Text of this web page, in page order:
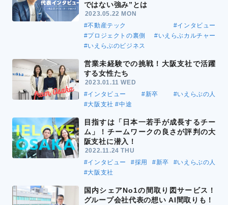
ではない強み”とは
2023.05.22 MON
#不動産テック
#インタビュー
#プロジェクトの裏側
#いえらぶカルチャー
#いえらぶのビジネス
営業未経験での挑戦！大阪支社で活躍
する女性たち
2023.01.11 WED
#インタビュー
#新卒
#いえらぶの人
#大阪支社 #中途
目指すは「日本一若手が成長するチー
ム」！チームワークの良さが評判の大
阪支社に潜入！
2022.11.24 THU
#インタビュー
#採用 #新卒
#いえらぶの人
#大阪支社
国内シェアNo1の間取り図サービス！
グループ会社代表の想い AI間取りも！